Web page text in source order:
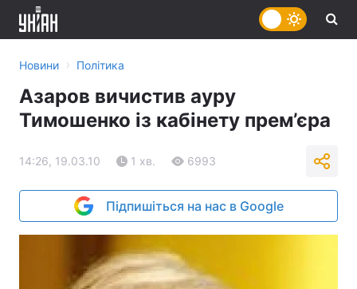
Новини › Політика
Азаров вичистив ауру
Тимошенко із кабінету прем’єра
14:26, 19.03.10 1 хв. 6993
Підпишіться на нас в Google